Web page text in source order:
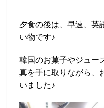
夕食の後は、早速、英
い物です♪
韓国のお菓子やジュー
真を手に取りながら、
いました♪